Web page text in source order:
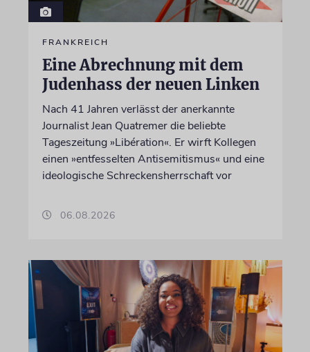
FRANKREICH
Eine Abrechnung mit dem
Judenhass der neuen Linken
Nach 41 Jahren verlässt der anerkannte
Journalist Jean Quatremer die beliebte
Tageszeitung »Libération«. Er wirft Kollegen
einen »entfesselten Antisemitismus« und eine
ideologische Schreckensherrschaft vor
06.08.2026